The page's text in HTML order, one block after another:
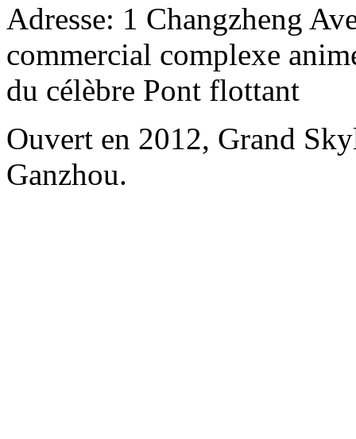
Adresse: 1 Changzheng
commercial complexe
du célèbre Pont flottant
Ouvert en 2012, Grand
Ganzhou.